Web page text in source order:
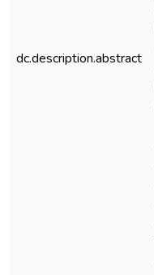
dc.description.abstract